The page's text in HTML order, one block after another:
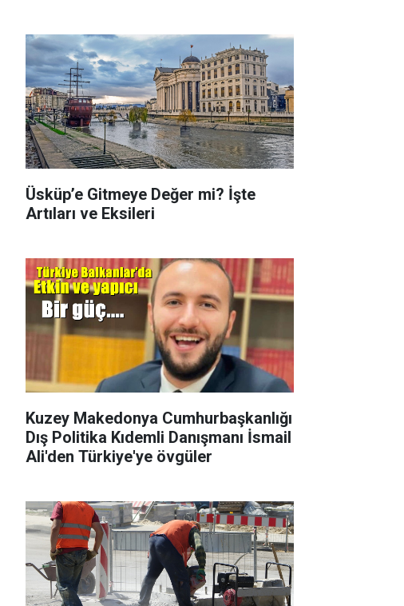
Üsküp’e Gitmeye Değer mi? İşte
Artıları ve Eksileri
Kuzey Makedonya Cumhurbaşkanlığı
Dış Politika Kıdemli Danışmanı İsmail
Ali'den Türkiye'ye övgüler